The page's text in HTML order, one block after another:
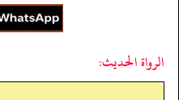
الرواة الحديث: